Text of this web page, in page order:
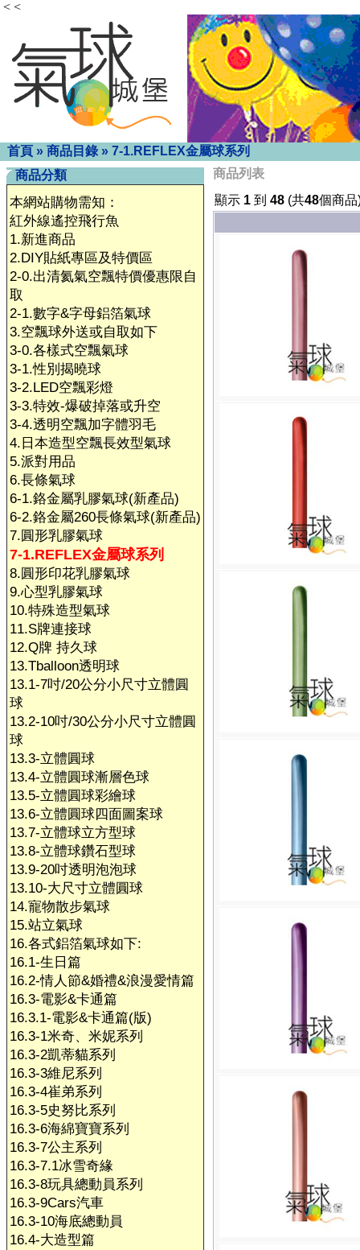
< <
首頁 » 商品目錄 » 7-1.REFLEX金屬球系列
商品分類
本網站購物需知：
紅外線遙控飛行魚
1.新進商品
2.DIY貼紙專區及特價區
2-0.出清氦氣空飄特價優惠限自
取
2-1.數字&字母鋁箔氣球
3.空飄球外送或自取如下
3-0.各樣式空飄氣球
3-1.性別揭曉球
3-2.LED空飄彩燈
3-3.特效-爆破掉落或升空
3-4.透明空飄加字體羽毛
4.日本造型空飄長效型氣球
5.派對用品
6.長條氣球
6-1.鉻金屬乳膠氣球(新產品)
6-2.鉻金屬260長條氣球(新產品)
7.圓形乳膠氣球
7-1.REFLEX金屬球系列
8.圓形印花乳膠氣球
9.心型乳膠氣球
10.特殊造型氣球
11.S牌連接球
12.Q牌 持久球
13.Tballoon透明球
13.1-7吋/20公分小尺寸立體圓
球
13.2-10吋/30公分小尺寸立體圓
球
13.3-立體圓球
13.4-立體圓球漸層色球
13.5-立體圓球彩繪球
13.6-立體圓球四面圖案球
13.7-立體球立方型球
13.8-立體球鑽石型球
13.9-20吋透明泡泡球
13.10-大尺寸立體圓球
14.寵物散步氣球
15.站立氣球
16.各式鋁箔氣球如下:
16.1-生日篇
16.2-情人節&婚禮&浪漫愛情篇
16.3-電影&卡通篇
16.3.1-電影&卡通篇(版)
16.3-1米奇、米妮系列
16.3-2凱蒂貓系列
16.3-3維尼系列
16.3-4崔弟系列
16.3-5史努比系列
16.3-6海綿寶寶系列
16.3-7公主系列
16.3-7.1冰雪奇緣
16.3-8玩具總動員系列
16.3-9Cars汽車
16.3-10海底總動員
16.4-大造型篇
商品列表
顯示 1 到 48 (共48個商品